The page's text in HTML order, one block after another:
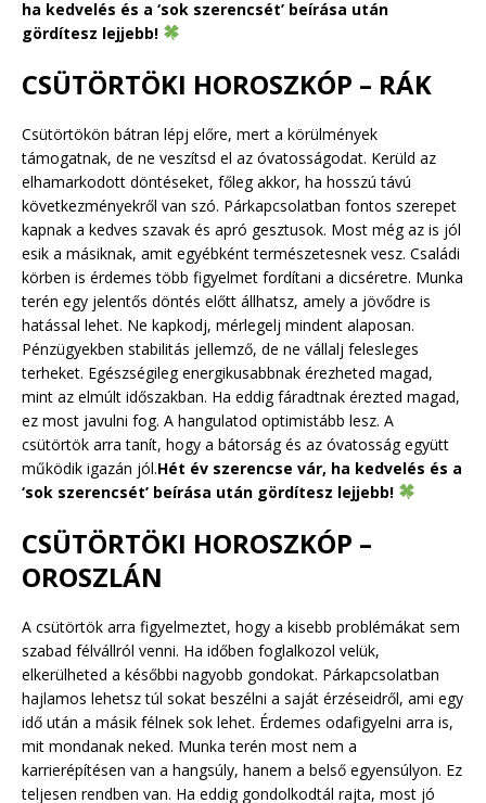
ha kedvelés és a ‘sok szerencsét’ beírása után
gördítesz lejjebb!
CSÜTÖRTÖKI HOROSZKÓP – RÁK
Csütörtökön bátran lépj előre, mert a körülmények
támogatnak, de ne veszítsd el az óvatosságodat. Kerüld az
elhamarkodott döntéseket, főleg akkor, ha hosszú távú
következményekről van szó. Párkapcsolatban fontos szerepet
kapnak a kedves szavak és apró gesztusok. Most még az is jól
esik a másiknak, amit egyébként természetesnek vesz. Családi
körben is érdemes több figyelmet fordítani a dicséretre. Munka
terén egy jelentős döntés előtt állhatsz, amely a jövődre is
hatással lehet. Ne kapkodj, mérlegelj mindent alaposan.
Pénzügyekben stabilitás jellemző, de ne vállalj felesleges
terheket. Egészségileg energikusabbnak érezheted magad,
mint az elmúlt időszakban. Ha eddig fáradtnak érezted magad,
ez most javulni fog. A hangulatod optimistább lesz. A
csütörtök arra tanít, hogy a bátorság és az óvatosság együtt
működik igazán jól.Hét év szerencse vár, ha kedvelés és a
‘sok szerencsét’ beírása után gördítesz lejjebb!
CSÜTÖRTÖKI HOROSZKÓP –
OROSZLÁN
A csütörtök arra figyelmeztet, hogy a kisebb problémákat sem
szabad félvállról venni. Ha időben foglalkozol velük,
elkerülheted a későbbi nagyobb gondokat. Párkapcsolatban
hajlamos lehetsz túl sokat beszélni a saját érzéseidről, ami egy
idő után a másik félnek sok lehet. Érdemes odafigyelni arra is,
mit mondanak neked. Munka terén most nem a
karrierépítésen van a hangsúly, hanem a belső egyensúlyon. Ez
teljesen rendben van. Ha eddig gondolkodtál rajta, most jó